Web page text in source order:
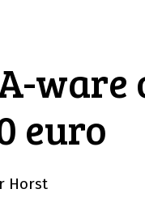
ware
euro
Horst